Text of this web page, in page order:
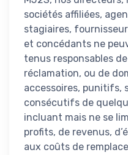
sociétés affiliées,
stagiaires,
et concédants ne
tenus responsables
réclamation, ou de
accessoires, punitifs,
consécutifs de
incluant mais ne se
profits, de revenus,
aux coûts de